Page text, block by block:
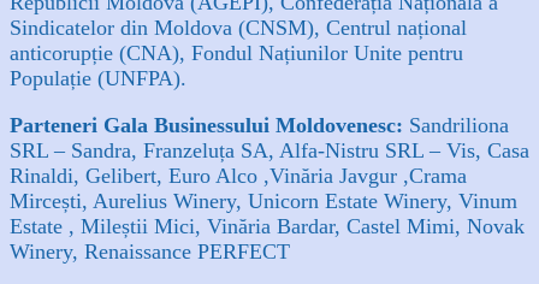
Sindicatelor din Moldova (CNSM), Centrul național
anticorupție (CNA), Fondul Națiunilor Unite pentru
Populație (UNFPA).
Parteneri Gala Businessului Moldovenesc: Sandriliona
SRL – Sandra, Franzeluța SA, Alfa-Nistru SRL – Vis, Casa
Rinaldi, Gelibert, Euro Alco ,Vinăria Javgur ,Crama
Mircești, Aurelius Winery, Unicorn Estate Winery, Vinum
Estate , Mileștii Mici, Vinăria Bardar, Castel Mimi, Novak
Winery, Renaissance PERFECT